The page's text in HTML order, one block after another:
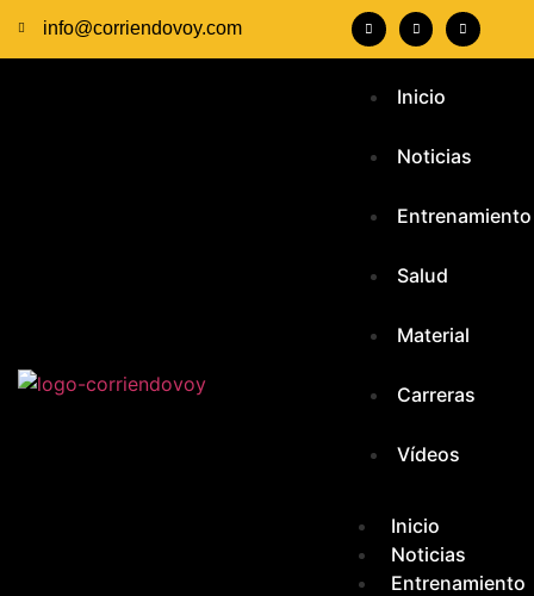
info@corriendovoy.com
Inicio
Noticias
Entrenamiento
Salud
Material
Carreras
Vídeos
Inicio
Noticias
Entrenamiento